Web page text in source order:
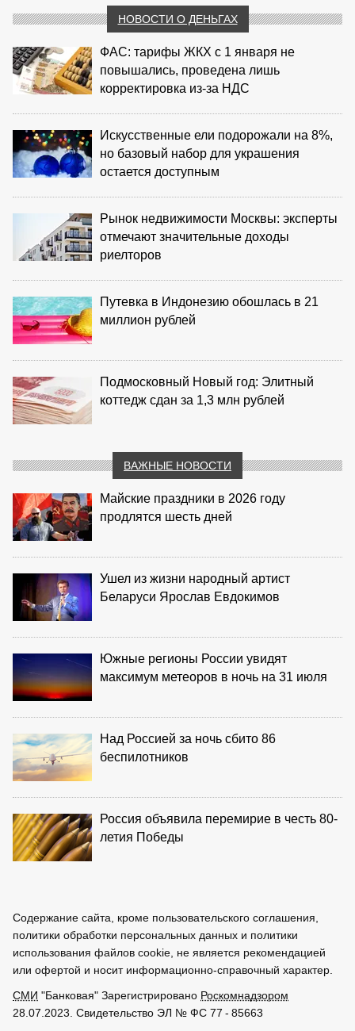
НОВОСТИ О ДЕНЬГАХ
ФАС: тарифы ЖКХ с 1 января не
повышались, проведена лишь
корректировка из‑за НДС
Искусственные ели подорожали на 8%,
но базовый набор для украшения
остается доступным
Рынок недвижимости Москвы: эксперты
отмечают значительные доходы
риелторов
Путевка в Индонезию обошлась в 21
миллион рублей
Подмосковный Новый год: Элитный
коттедж сдан за 1,3 млн рублей
ВАЖНЫЕ НОВОСТИ
Майские праздники в 2026 году
продлятся шесть дней
Ушел из жизни народный артист
Беларуси Ярослав Евдокимов
Южные регионы России увидят
максимум метеоров в ночь на 31 июля
Над Россией за ночь сбито 86
беспилотников
Россия объявила перемирие в честь 80-
летия Победы
Содержание сайта, кроме пользовательского соглашения,
политики обработки персональных данных и политики
использования файлов cookie, не является рекомендацией
или офертой и носит информационно-справочный характер.
СМИ "Банковая" Зарегистрировано Роскомнадзором
28.07.2023. Свидетельство ЭЛ № ФС 77 - 85663